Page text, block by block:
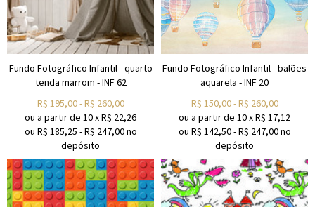
Fundo Fotográfico Infantil - quarto
tenda marrom - INF 62
R$ 195,00-R$ 260,00
ou a partir de 10xR$ 22,26
ou R$ 185,25 -R$ 247,00no
depósito
Fundo Fotográfico Infantil - balões
aquarela - INF 20
R$ 150,00-R$ 260,00
ou a partir de 10xR$ 17,12
ou R$ 142,50-R$ 247,00no
depósito